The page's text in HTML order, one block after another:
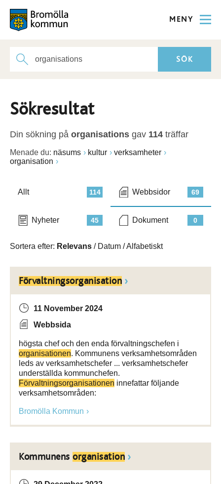
MENY
Sökresultat
Din sökning på organisations gav 114 träffar
Menade du: näsums kultur
verksamheter
organisation
114
Allt 69
Webbsidor
45
Nyheter 0
Dokument
Sortera efter: Relevans / Datum /Alfabetiskt
Förvaltningsorganisation
11 November 2024
Webbsida
högsta chef och den enda förvaltningschefen i
organisationen. Kommunens verksamhetsområden
leds av verksamhetschefer ... verksamhetschefer
underställda kommunchefen.
Förvaltningsorganisationen innefattar följande
verksamhetsområden:
Bromölla Kommun
Kommunens organisation